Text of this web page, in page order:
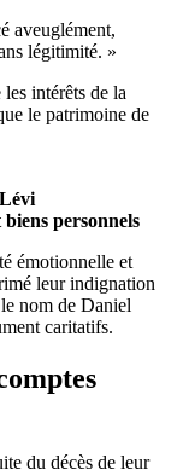
aveuglément,
légitimité. »
intérêts de la
le patrimoine de
biens personnels
émotionnelle et
leur indignation
nom de Daniel
caritatifs.
du décès de leur